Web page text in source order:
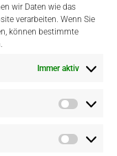
wir Daten wie das
verarbeiten. Wenn Sie
können bestimmte
Immer aktiv